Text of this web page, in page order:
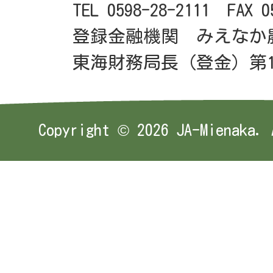
TEL 0598-28-2111 FAX
登録金融機関 みえなか
東海財務局長（登金）第
Copyright © 2026 JA-